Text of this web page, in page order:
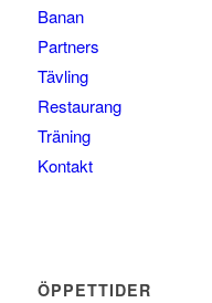
Banan
Partners
Tävling
Restaurang
Träning
Kontakt
ÖPPETTIDER